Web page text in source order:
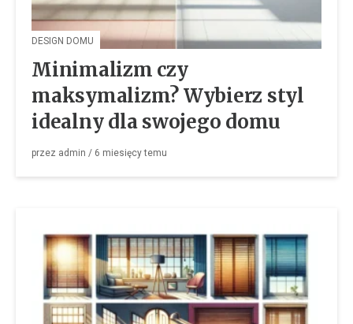
DESIGN DOMU
Minimalizm czy
maksymalizm? Wybierz styl
idealny dla swojego domu
przez admin / 6 miesięcytemu